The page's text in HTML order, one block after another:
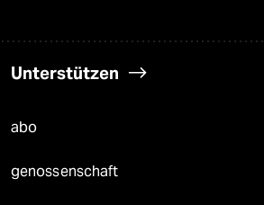
Unterstützen
abo
genossenschaft